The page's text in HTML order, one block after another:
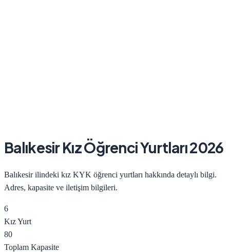
BalıkesirKızÖğrenci Yurtları 2026
Balıkesirilindeki kız KYK öğrenci yurtları hakkında detaylı bilgi.
Adres, kapasite ve iletişim bilgileri.
6
KızYurt
80
Toplam Kapasite